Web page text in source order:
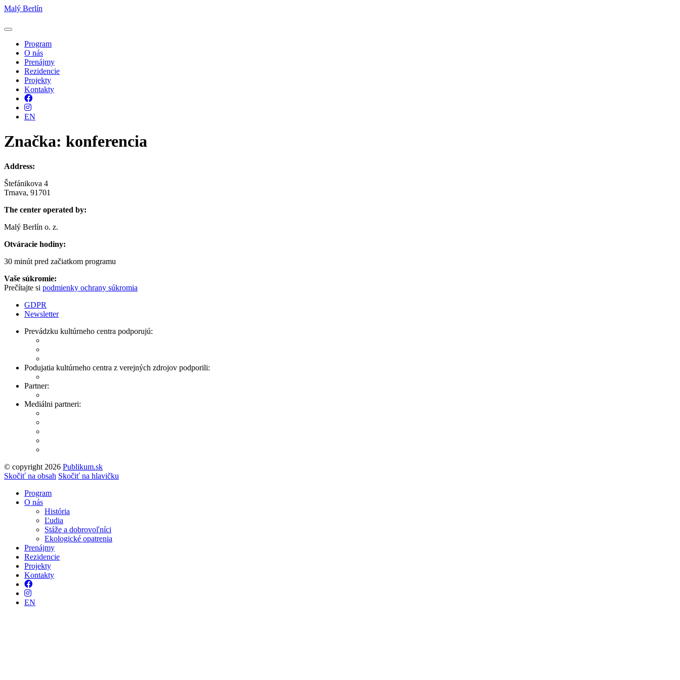
Malý Berlín
Program
O nás
Prenájmy
Rezidencie
Projekty
Kontakty
Facebook
Instagram
EN
Značka: konferencia
Address:
Štefánikova 4
Trnava, 91701
The center operated by:
Malý Berlín o. z.
Otváracie hodiny:
30 minút pred začiatkom programu
Vaše súkromie:
Prečítajte si podmienky ochrany súkromia
GDPR
Newsletter
Prevádzku kultúrneho centra podporujú:
Podujatia kultúrneho centra z verejných zdrojov podporili:
Partner:
Mediálni partneri:
© copyright 2026 Publikum.sk
Tvorba stránok: Enjoy
Skočiť na obsah Skočiť na hlavičku
Program
O nás
História
Ľudia
Stáže a dobrovoľníci
Ekologické opatrenia
Prenájmy
Rezidencie
Projekty
Kontakty
Facebook
Instagram
EN